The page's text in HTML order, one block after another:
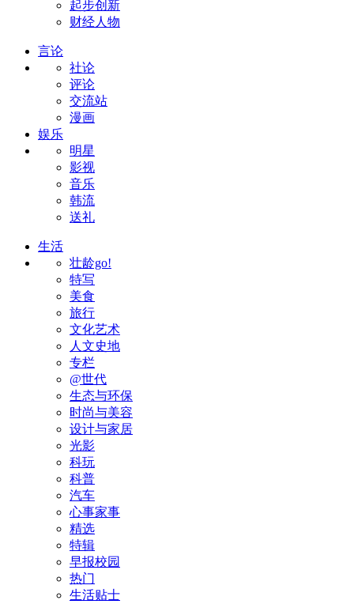
起步创新
财经人物
言论
社论
评论
交流站
漫画
娱乐
明星
影视
音乐
韩流
送礼
生活
壮龄go!
特写
美食
旅行
文化艺术
人文史地
专栏
@世代
生态与环保
时尚与美容
设计与家居
光影
科玩
科普
汽车
心事家事
精选
特辑
早报校园
热门
生活贴士